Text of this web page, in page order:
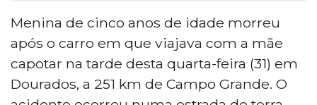
Menina de cinco anos de idade morreu
após o carro em que viajava com a mãe
capotar na tarde desta quarta-feira (31) em
Dourados, a 251 km de Campo Grande. O